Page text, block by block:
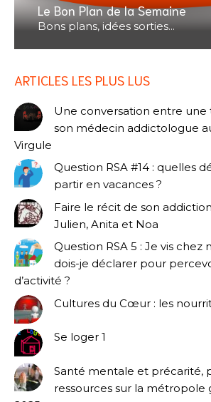
Le Bon Plan de la Semaine
Bons plans, idées sorties...
ARTICLES LES PLUS LUS
Une conversation entre
son médecin addictologue
Virgule
Question RSA #14 : quelles
partir en vacances ?
Faire le récit de son addiction
Julien, Anita et Noa
Question RSA 5 : Je vis chez
dois-je déclarer pour
d’activité ?
Cultures du Cœur : les
Se loger 1
Santé mentale et précarité,
ressources sur la métropole